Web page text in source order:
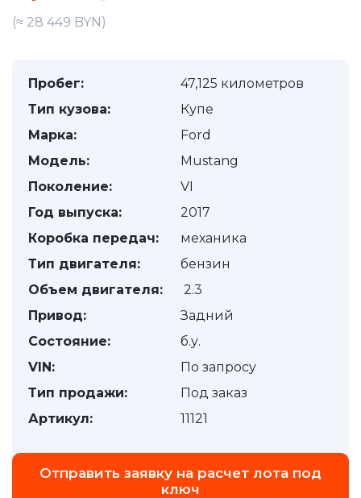
(≈ 28 449 BYN)
Пробег:
47,125 километров
Тип кузова:
Купе
Марка:
Ford
Модель:
Mustang
Поколение:
VI
Год выпуска:
2017
Коробка передач:
механика
Тип двигателя:
бензин
Объем двигателя:
2.3
Привод:
Задний
Состояние:
б.у.
VIN:
По запросу
Тип продажи:
Под заказ
Артикул:
11121
Отправить заявку на расчет лота под
ключ